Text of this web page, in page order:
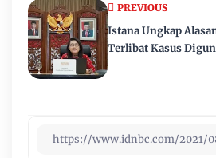
PREVIOUS
Istana Ungkap
Terlibat Kasus